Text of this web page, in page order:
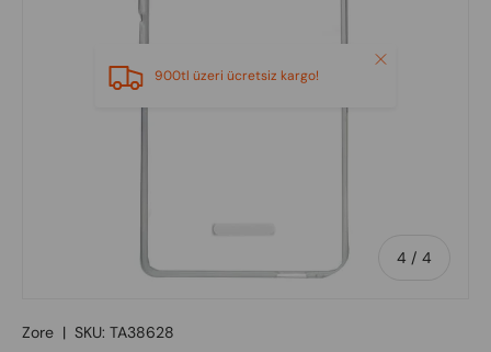
4 / of
4
900tl üzeri ücretsiz kargo!
Close
Zore | SKU: TA38628